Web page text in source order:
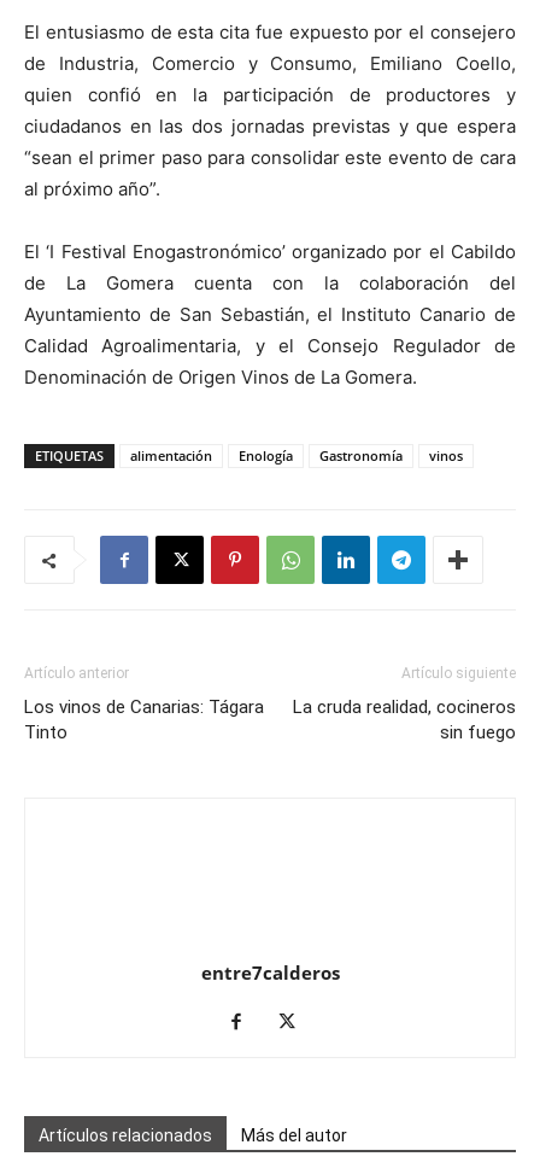
El entusiasmo de esta cita fue expuesto por el consejero
de Industria, Comercio y Consumo, Emiliano Coello,
quien confió en la participación de productores y
ciudadanos en las dos jornadas previstas y que espera
“sean el primer paso para consolidar este evento de cara
al próximo año”.
El ‘I Festival Enogastronómico’ organizado por el Cabildo
de La Gomera cuenta con la colaboración del
Ayuntamiento de San Sebastián, el Instituto Canario de
Calidad Agroalimentaria, y el Consejo Regulador de
Denominación de Origen Vinos de La Gomera.
ETIQUETAS alimentación Enología Gastronomía vinos
Artículo anterior
Los vinos de Canarias: Tágara
Tinto
Artículo siguiente
La cruda realidad, cocineros
sin fuego
entre7calderos
Artículos relacionados Más del autor